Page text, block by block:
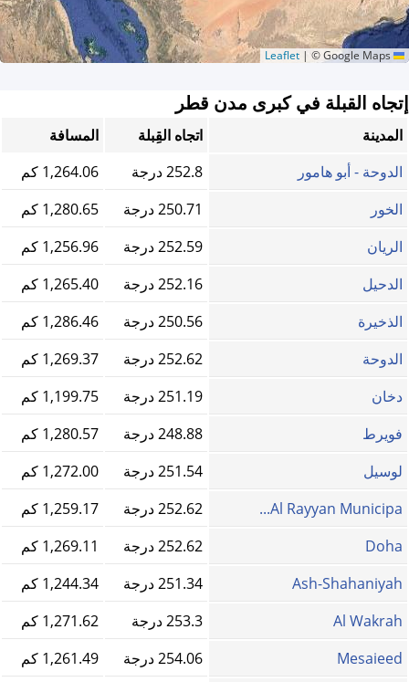
| © Google Maps
إتجاه القبلة في كبرى مدن قطر
المدينة اتجاه القِبلة
المسافة
الدوحة - أبو هامور
252.8 درجة
1,264.06 كم
الخور
250.71 درجة
1,280.65 كم
الريان
252.59 درجة
1,256.96 كم
الدحيل
252.16 درجة
1,265.40 كم
الذخيرة
250.56 درجة
1,286.46 كم
الدوحة
252.62 درجة
1,269.37 كم
دخان
251.19 درجة
1,199.75 كم
فويرط
248.88 درجة
1,280.57 كم
لوسيل
251.54 درجة
1,272.00 كم
Al Rayyan Municipa...
252.62 درجة
1,259.17 كم
Doha
252.62 درجة
1,269.11 كم
Ash-Shahaniyah
251.34 درجة
1,244.34 كم
Al Wakrah
253.3 درجة
1,271.62 كم
Mesaieed
254.06 درجة
1,261.49 كم